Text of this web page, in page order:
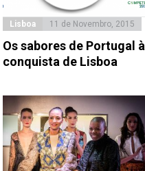
Lisboa 11 de Novembro, 2015
Os sabores de Portugal à
conquista de Lisboa